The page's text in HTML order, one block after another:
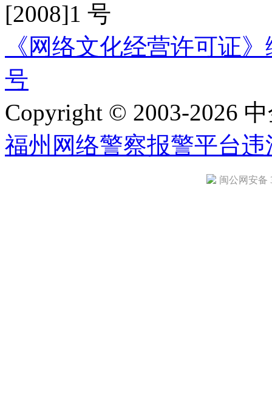
[2008]1 号
《网络文化经营许可证
号
Copyright © 2003-2026
福州网络警察报警平台违
闽公网安备